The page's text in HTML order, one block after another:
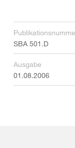
SBA 501.D
Ausgabe
01.08.2006